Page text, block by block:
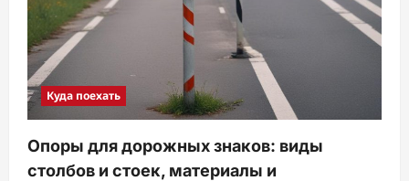
Куда поехать
Опоры для дорожных знаков: виды
столбов и стоек, материалы и